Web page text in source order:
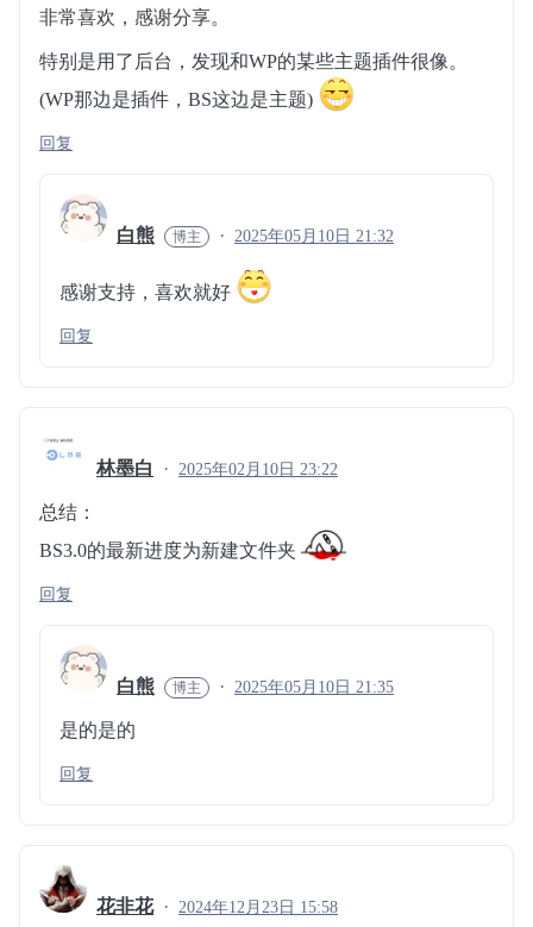
非常喜欢，感谢分享。
特别是用了后台，发现和WP的某些主题插件很像。
(WP那边是插件，BS这边是主题)
回复
白熊 2025年05月10日 21:32
感谢支持，喜欢就好
回复
林墨白 2025年02月10日 23:22
总结：
BS3.0的最新进度为新建文件夹
回复
白熊 2025年05月10日 21:35
是的是的
回复
花非花 2024年12月23日 15:58